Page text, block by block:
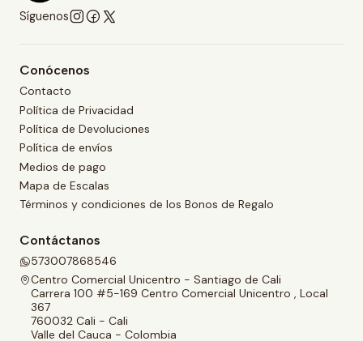
Síguenos
Conócenos
Contacto
Política de Privacidad
Política de Devoluciones
Política de envíos
Medios de pago
Mapa de Escalas
Términos y condiciones de los Bonos de Regalo
Contáctanos
573007868546
Centro Comercial Unicentro - Santiago de Cali
Carrera 100 #5-169 Centro Comercial Unicentro , Local
367
760032 Cali - Cali
Valle del Cauca - Colombia